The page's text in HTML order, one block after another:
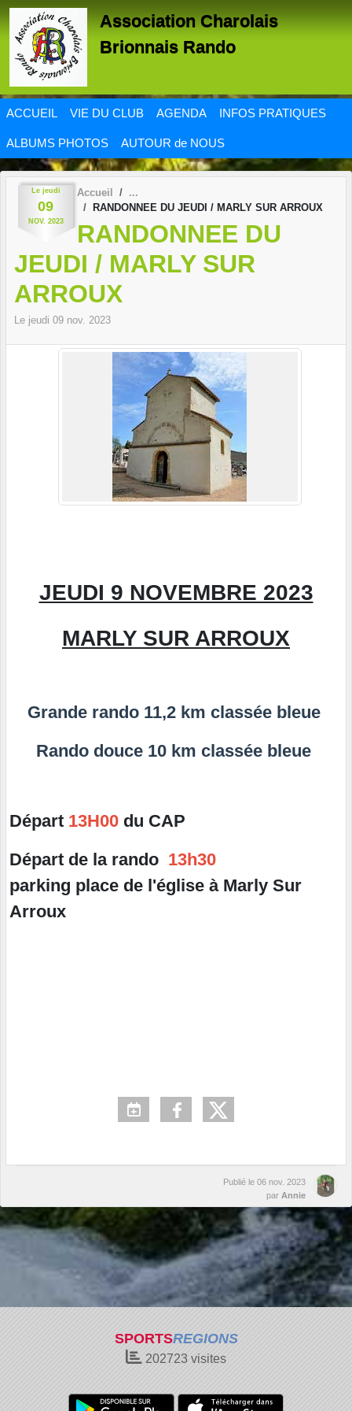
Association Charolais
Brionnais Rando
ACCUEIL VIE DU CLUB AGENDA INFOS PRATIQUES
ALBUMS PHOTOS AUTOUR de NOUS
Le jeudi
09
NOV. 2023
Accueil
RANDONNEE DU JEUDI / MARLY SUR ARROUX
RANDONNEE DU
JEUDI / MARLY SUR
ARROUX
Le jeudi 09 nov. 2023
JEUDI 9 NOVEMBRE 2023
MARLY SUR ARROUX
Grande rando 11,2 km classée bleue
Rando douce 10 km classée bleue
Départ 13H00 du CAP
Départ de la rando 13h30
parking place de l'église à Marly Sur
Arroux
Publié le 06 nov. 2023
par Annie
SPORTSREGIONS
202723 visites
Panneau de gestion des cookies